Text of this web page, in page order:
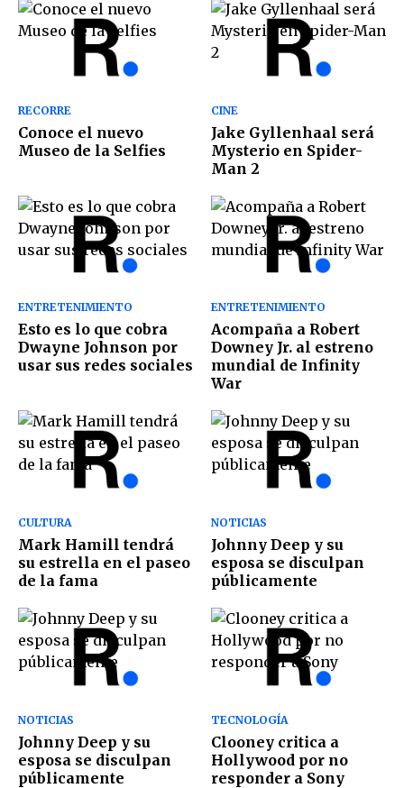
RECORRE
Conoce el nuevo
Museo de la Selfies
CINE
Jake Gyllenhaal será
Mysterio en Spider-
Man 2
ENTRETENIMIENTO
Esto es lo que cobra
Dwayne Johnson por
usar sus redes sociales
ENTRETENIMIENTO
Acompaña a Robert
Downey Jr. al estreno
mundial de Infinity
War
CULTURA
Mark Hamill tendrá
su estrella en el paseo
de la fama
NOTICIAS
Johnny Deep y su
esposa se disculpan
públicamente
NOTICIAS
Johnny Deep y su
esposa se disculpan
públicamente
TECNOLOGÍA
Clooney critica a
Hollywood por no
responder a Sony